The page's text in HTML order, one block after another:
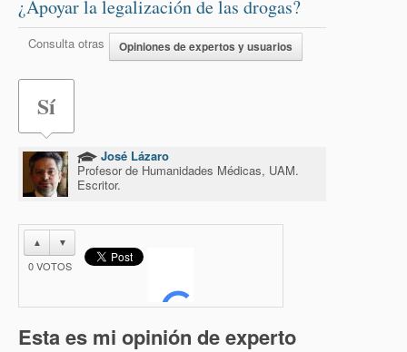
¿Apoyar la legalización de las drogas?
Consulta otras Opiniones de expertos y usuarios
Sí
José Lázaro
Profesor de Humanidades Médicas, UAM.
Escritor.
▲ ▼
0VOTOS
Esta es mi opinión de experto